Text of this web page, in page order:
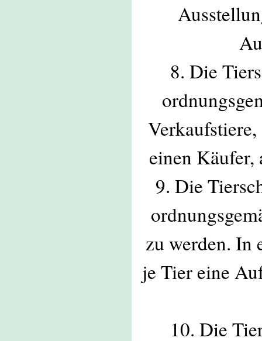
8. Die
einen Käufer,
9. Die
zu werden. In
je Tier eine
10. Die